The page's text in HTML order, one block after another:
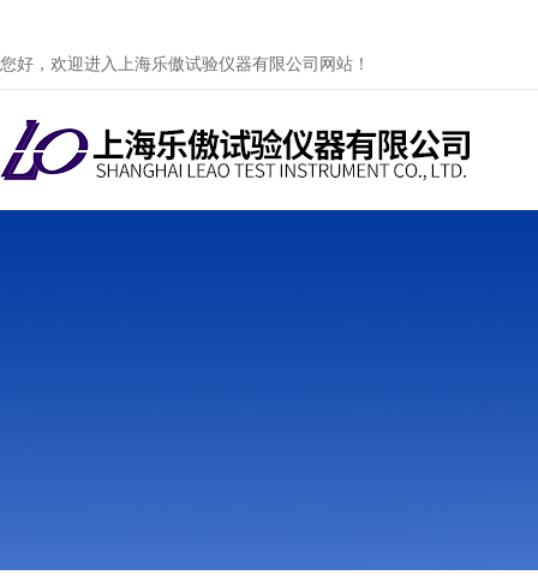
您好，欢迎进入上海乐傲试验仪器有限公司网站！